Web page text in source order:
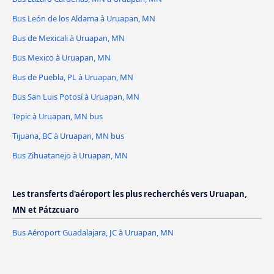
Bus León de los Aldama à Uruapan, MN
Bus de Mexicali à Uruapan, MN
Bus Mexico à Uruapan, MN
Bus de Puebla, PL à Uruapan, MN
Bus San Luis Potosí à Uruapan, MN
Tepic à Uruapan, MN bus
Tijuana, BC à Uruapan, MN bus
Bus Zihuatanejo à Uruapan, MN
Les transferts d'aéroport les plus recherchés vers Uruapan,
MN et Pátzcuaro
Bus Aéroport Guadalajara, JC à Uruapan, MN